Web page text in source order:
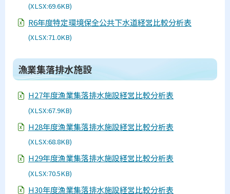
(XLSX:69.6KB)
R6年度特定環境保全公共下水道経営比較分析表
(XLSX:71.0KB)
ト
ッ
プ
戻
る
漁業集落排水施設
H27年度漁業集落排水施設経営比較分析表
(XLSX:67.9KB)
H28年度漁業集落排水施設経営比較分析表
(XLSX:68.8KB)
H29年度漁業集落排水施設経営比較分析表
(XLSX:70.5KB)
H30年度漁業集落排水施設経営比較分析表